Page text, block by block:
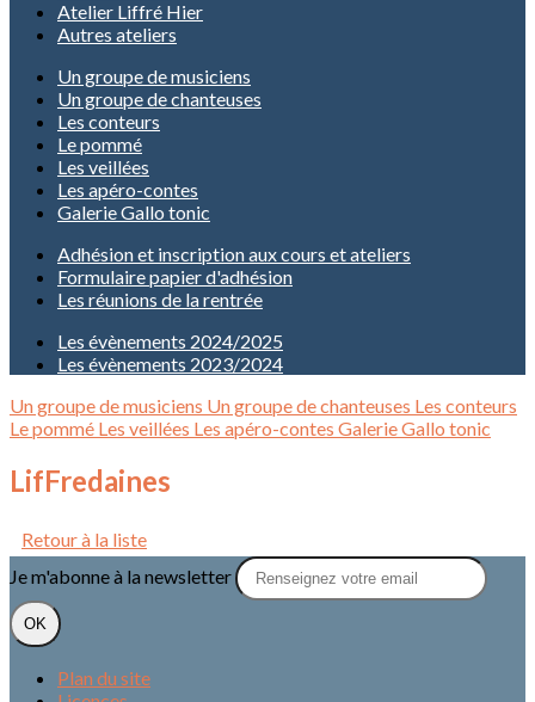
Atelier Liffré Hier
Autres ateliers
Un groupe de musiciens
Un groupe de chanteuses
Les conteurs
Le pommé
Les veillées
Les apéro-contes
Galerie Gallo tonic
Adhésion et inscription aux cours et ateliers
Formulaire papier d'adhésion
Les réunions de la rentrée
Les évènements 2024/2025
Les évènements 2023/2024
Un groupe de musiciens Un groupe de chanteuses Les conteurs
Le pommé Les veillées Les apéro-contes Galerie Gallo tonic
LifFredaines
Retour à la liste
Je m'abonne à la newsletter
OK
Plan du site